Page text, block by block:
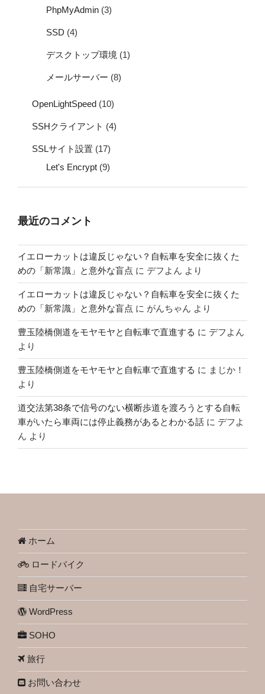
PhpMyAdmin (3)
SSD (4)
デスクトップ環境 (1)
メールサーバー (8)
OpenLightSpeed (10)
SSHクライアント (4)
SSLサイト設置 (17)
Let's Encrypt (9)
最近のコメント
イエローカットは違反じゃない？自転車を安全に抜くた
めの「新常識」と意外な盲点 に デフよん より
イエローカットは違反じゃない？自転車を安全に抜くた
めの「新常識」と意外な盲点 に がんちゃん より
豊玉陸橋側道をモヤモヤと自転車で直進する に デフよん
より
豊玉陸橋側道をモヤモヤと自転車で直進する に まじか！
より
道交法第38条で信号のない横断歩道を渡ろうとする自転
車がいたら車両には停止義務があるとわかる話 に デフよ
ん より
ホーム
ロードバイク
自宅サーバー
WordPress
SOHO
旅行
お問い合わせ